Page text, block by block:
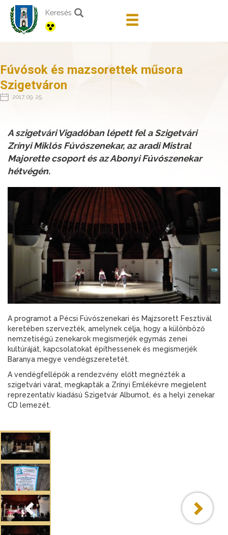
Keresés
Fúvósok és mazsorettek műsora
Szigetváron
2017. 09. 25.
A szigetvári Vigadóban lépett fel a Szigetvári
Zrínyi Miklós Fúvószenekar, az aradi Mistral
Majorette csoport és az Abonyi Fúvószenekar
hétvégén.
A programot a Pécsi Fúvószenekari és Majzsorett Fesztivál
keretében szervezték, amelynek célja, hogy a különböző
nemzetiségű zenekarok megismerjék egymás zenei
kultúráját, kapcsolatokat építhessenek és megismerjék
Baranya megye vendégszeretetét.
A vendégfellépők a rendezvény előtt megnézték a
szigetvári várat, megkapták a Zrínyi Emlékévre megjelent
reprezentatív kiadású Szigetvár Albumot, és a helyi zenekar
CD lemezét.